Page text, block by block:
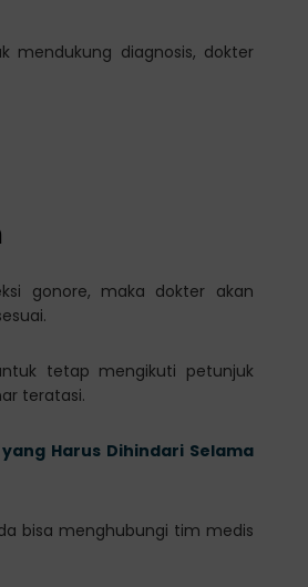
mendukung diagnosis, dokter
gonore, maka dokter akan
tetap mengikuti petunjuk
teratasi.
Harus Dihindari Selama
bisa menghubungi tim medis